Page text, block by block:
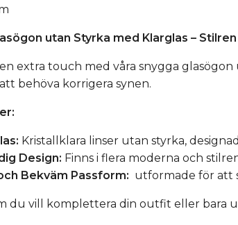
utan Styrka med Klarglas –
extra touch med våra snygga
behöva korrigera synen.
Kristallklara linser utan styrka,
Design: Finns i flera moderna och
Bekväm Passform: utformade för att
du vill komplettera din outfit eller bara